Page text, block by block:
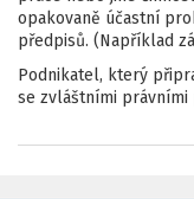
opakovaně účastní
předpisů. (Například
Podnikatel, který
se zvláštními právními